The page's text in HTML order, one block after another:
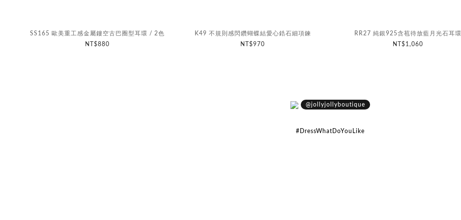
SS165 歐美重工感金屬鏤空古巴圈型耳環 / 2色
NT$880
K49 不規則感閃鑽蝴蝶結愛心鋯石細項鍊
NT$970
RR27 純銀925含苞待放藍月光石耳環
NT$1,060
@jollyjollyboutique
#DressWhatDoYouLike